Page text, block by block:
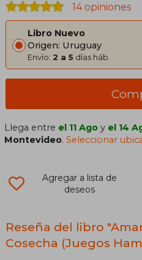
14 opiniones
Libro Nuevo
Origen: Uruguay
Envío: 2 a 5 días háb.
Llega entre el 11 Ago y el 14
Montevideo.Seleccionar
Agregar a lista de
deseos
Reseña del libro
Cosecha (Juegos